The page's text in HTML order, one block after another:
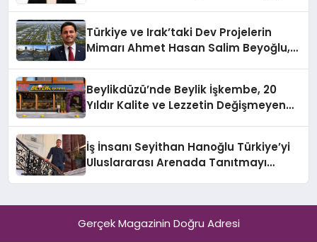
Türkiye ve Irak’taki Dev Projelerin
Mimarı Ahmet Hasan Salim Beyoğlu,
Hayata Geçirecek
Beylikdüzü’nde Beylik İşkembe, 20
Yıldır Kalite ve Lezzetin Değişmeyen
İş İnsanı Seyithan Hanoğlu Türkiye’yi
Uluslararası Arenada Tanıtmayı
Gerçek Magazinin Doğru Adresi